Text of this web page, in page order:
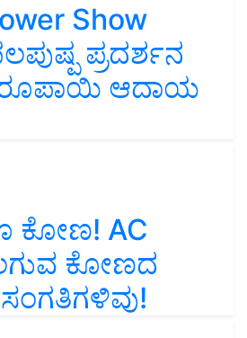
Show
ಪ್ರದರ್ಶನ
ರೂಪಾಯಿ ಆದಾಯ
ಕೋಣ! AC
ಕೋಣದ
ಸಂಗತಿಗಳಿವು!